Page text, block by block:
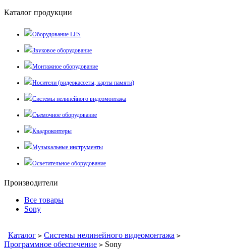
Каталог продукции
Оборудование LES
Звуковое оборудование
Монтажное оборудование
Носители (видеокассеты, карты памяти)
Системы нелинейного видеомонтажа
Съемочное оборудование
Квадрокоптеры
Музыкальные инструменты
Осветительное оборудование
Производители
Все товары
Sony
Каталог > Системы нелинейного видеомонтажа >
Программное обеспечение > Sony